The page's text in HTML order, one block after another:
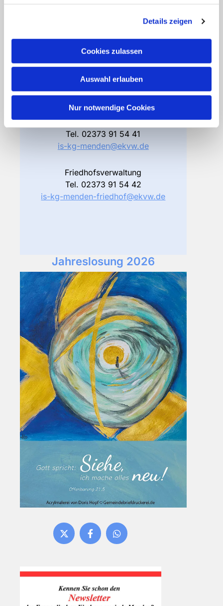
Details zeigen
Cookies zulassen
Auswahl erlauben
Nur notwendige Cookies
Do 15.00 – 17.00 Uhr
und nach Vereinbarung
Gemeindebüro
Tel. 02373 91 54 41
is-kg-menden@ekvw.de
Friedhofsverwaltung
Tel. 02373 91 54 42
is-kg-menden-friedhof@ekvw.de
Jahreslosung 2026